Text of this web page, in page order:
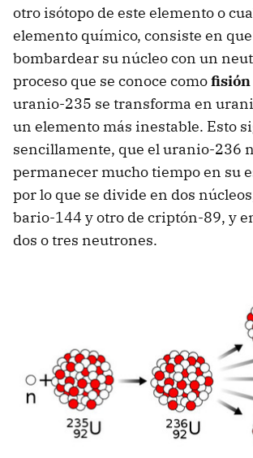
otro isótopo de este elemento o
elemento químico, consiste en
bombardear su núcleo con un
proceso que se conoce como
uranio-235 se transforma en
un elemento más inestable. Esto
sencillamente, que el uranio-236
permanecer mucho tiempo en su
por lo que se divide en dos
bario-144 y otro de criptón-89, y
dos o tres neutrones.